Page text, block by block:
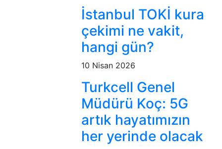
İstanbul TOKİ kura
çekimi ne vakit,
hangi gün?
10 Nisan 2026
Turkcell Genel
Müdürü Koç: 5G
artık hayatımızın
her yerinde olacak